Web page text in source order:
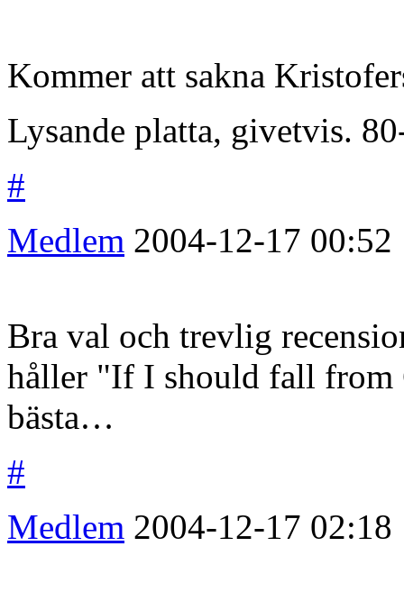
Kommer att sakna
Lysande platta, givetvis.
#
Medlem 2004-12-17 00:52
Bra val och trevlig
håller "If I should fall from
bästa…
#
Medlem 2004-12-17 02:18